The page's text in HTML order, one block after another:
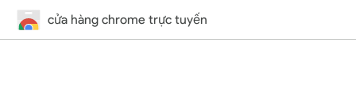
cửa hàng chrome trực tuyến